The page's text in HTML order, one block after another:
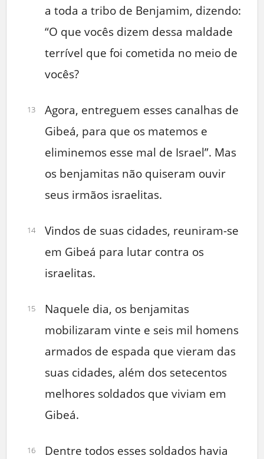
a toda a tribo de Benjamim, dizendo:
“O que vocês dizem dessa maldade
terrível que foi cometida no meio de
vocês?
13
Agora, entreguem esses canalhas de
Gibeá, para que os matemos e
eliminemos esse mal de Israel”. Mas
os benjamitas não quiseram ouvir
seus irmãos israelitas.
14
Vindos de suas cidades, reuniram-se
em Gibeá para lutar contra os
israelitas.
15
Naquele dia, os benjamitas
mobilizaram vinte e seis mil homens
armados de espada que vieram das
suas cidades, além dos setecentos
melhores soldados que viviam em
Gibeá.
16
Dentre todos esses soldados havia